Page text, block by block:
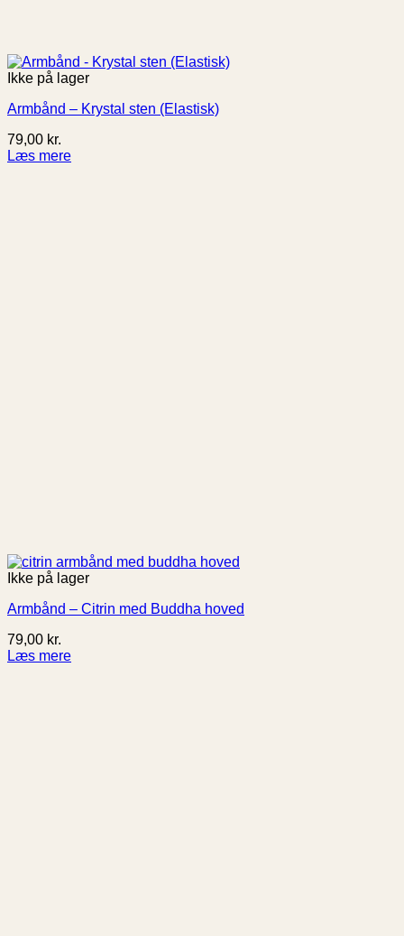
Ikke på lager
Armbånd – Krystal sten (Elastisk)
79,00 kr.
Læs mere
Ikke på lager
Armbånd – Citrin med Buddha hoved
79,00 kr.
Læs mere